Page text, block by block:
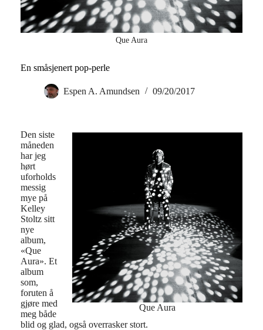
Que Aura
En småsjenert pop-perle
Espen A. Amundsen 09/20/2017
Que Aura
Den siste
måneden
har jeg
hørt
uforholds
messig
mye på
Kelley
Stoltz sitt
nye
album,
«Que
Aura». Et
album
som,
foruten å
gjøre med
meg både
blid og glad, også overrasker stort.